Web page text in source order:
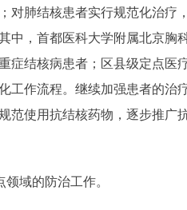
对肺结核患者实行规范化治疗
中，首都医科大学附属北京
症结核病患者；区县级定点医
工作流程。继续加强患者的治
范使用抗结核药物，逐步推广
域的防治工作。